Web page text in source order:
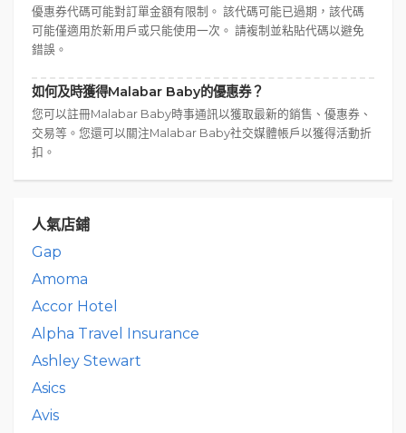
優惠券代碼可能對訂單金額有限制。 該代碼可能已過期，該代碼
可能僅適用於新用戶或只能使用一次。 請複制並粘貼代碼以避免
錯誤。
如何及時獲得Malabar Baby的優惠券？
您可以註冊Malabar Baby時事通訊以獲取最新的銷售、優惠券、
交易等。您還可以關注Malabar Baby社交媒體帳戶以獲得活動折
扣。
人氣店鋪
Gap
Amoma
Accor Hotel
Alpha Travel Insurance
Ashley Stewart
Asics
Avis